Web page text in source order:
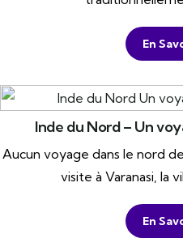
En
Inde du Nord – Un
Aucun voyage dans le nord
visite à Varanasi, la
En